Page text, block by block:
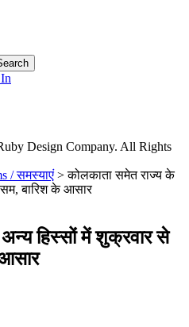
Design Company. All Rights
/ समस्याएं >कोलकाता समेत राज्य के
बारिश के आसार
हिस्सों में शुक्रवार से